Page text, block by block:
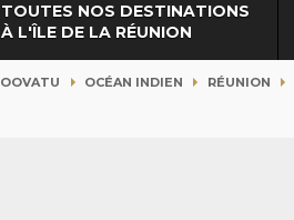
TOUTES NOS DESTINATIONS
À L'ÎLE DE LA RÉUNION
OOVATU OCÉAN INDIEN RÉUNION